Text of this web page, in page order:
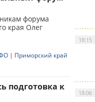
форума
края Олег
| Приморский край
подготовка к
18:15
18:06